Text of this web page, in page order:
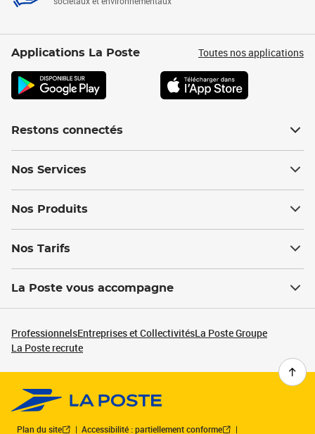
Applications La Poste Toutes nos applications
Restons connectés
Nos Services
Nos Produits
Nos Tarifs
La Poste vous accompagne
ProfessionnelsEntreprises et CollectivitésLa Poste Groupe
La Poste recrute
Plan du site Accessibilité : partiellement conforme